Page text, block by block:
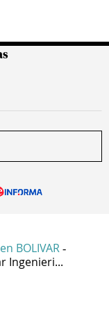
BOLIVAR -
Ingenieri...